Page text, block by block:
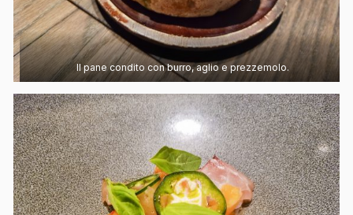
Il pane condito con burro, aglio e prezzemolo.